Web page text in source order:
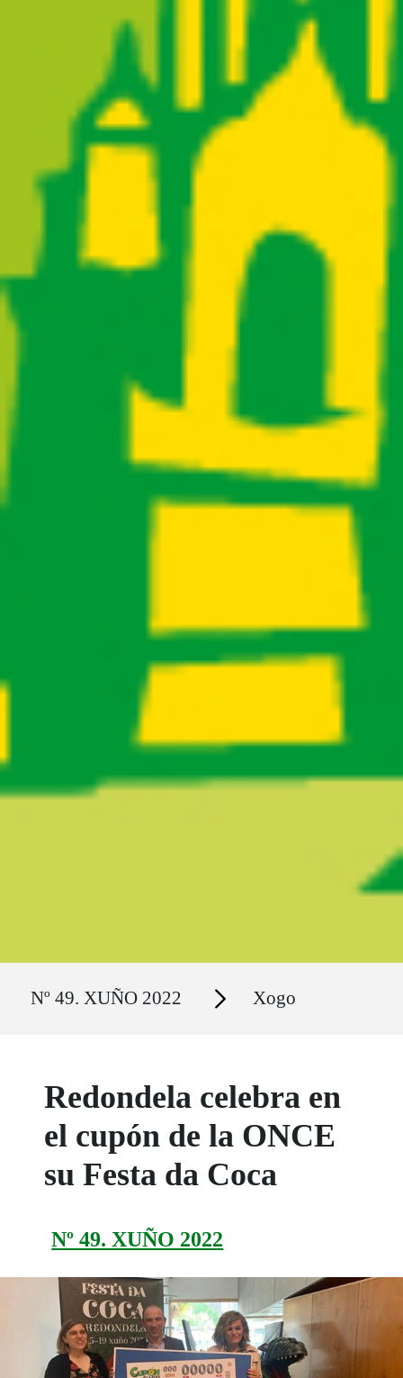
Nº 49. XUÑO 2022 Secciones Xogo
Redondela celebra en
el cupón de la ONCE
su Festa da Coca
Nº 49. XUÑO 2022